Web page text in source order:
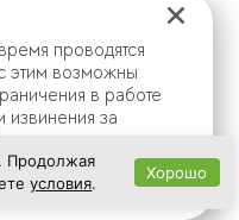
Продолжая
условия.
Хорошо
проводятся
этим возможны
в работе
извинения за
за ваше
чтобы